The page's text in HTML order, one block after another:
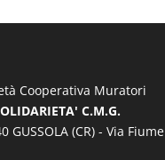
Cooperativa Muratori
C.M.G.
GUSSOLA (CR) - Via Fiume